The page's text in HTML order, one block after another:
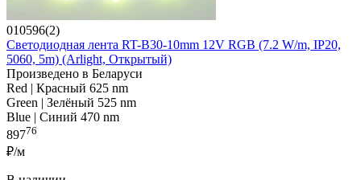
010596(2)
Светодиодная лента RT-B30-10mm 12V RGB (7.2 W/m, IP20,
5060, 5m) (Arlight, Открытый)
Произведено в Беларуси
Red | Красный 625 nm
Green | Зелёный 525 nm
Blue | Синий 470 nm
89776
₽/м